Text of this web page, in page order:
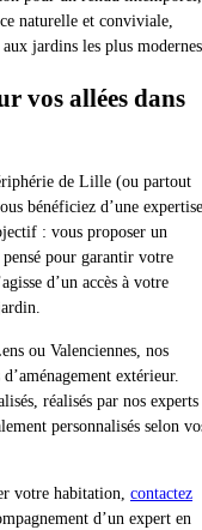
naturelle et conviviale,
aux jardins les plus
vos allées dans
de Lille (ou partout
bénéficiez d’une expertise
: vous proposer un
pour garantir votre
d’un accès à votre
ou Valenciennes, nos
extérieur.
réalisés par nos experts
personnalisés selon
votre habitation, contactez
d’un expert en